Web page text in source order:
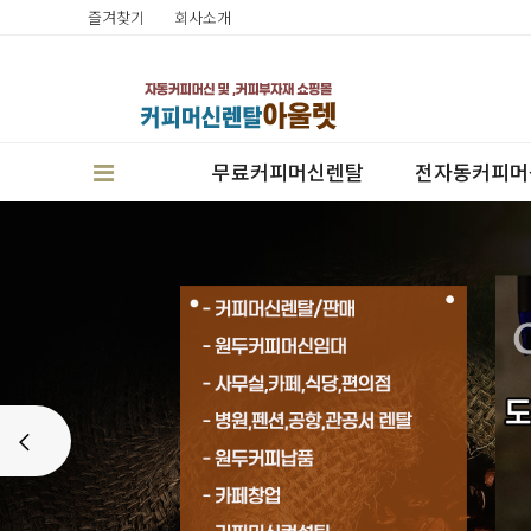
즐겨찾기 회사소개
무료커피머신렌탈 전자동커피머
판매
렌탈
캔시머실링기